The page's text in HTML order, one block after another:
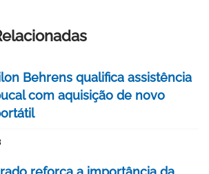
Behrens qualifica assistência
com aquisição de novo